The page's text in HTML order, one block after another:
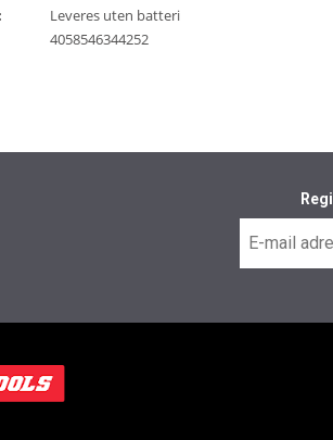
Leveres uten batteri
4058546344252